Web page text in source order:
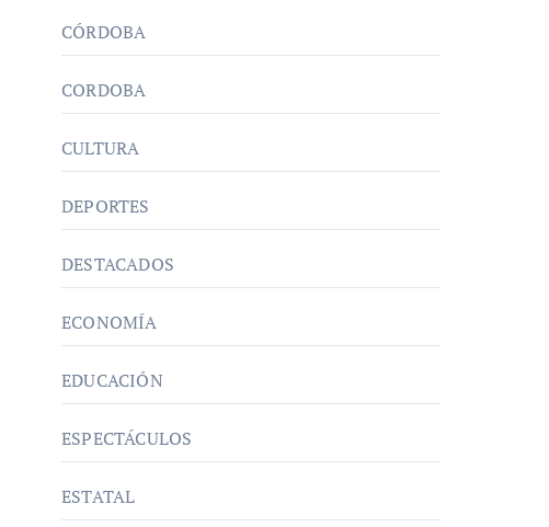
CÓRDOBA
CORDOBA
CULTURA
DEPORTES
DESTACADOS
ECONOMÍA
EDUCACIÓN
ESPECTÁCULOS
ESTATAL